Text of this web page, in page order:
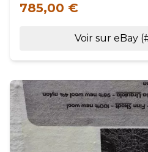
785,00 €
Voir sur eBay